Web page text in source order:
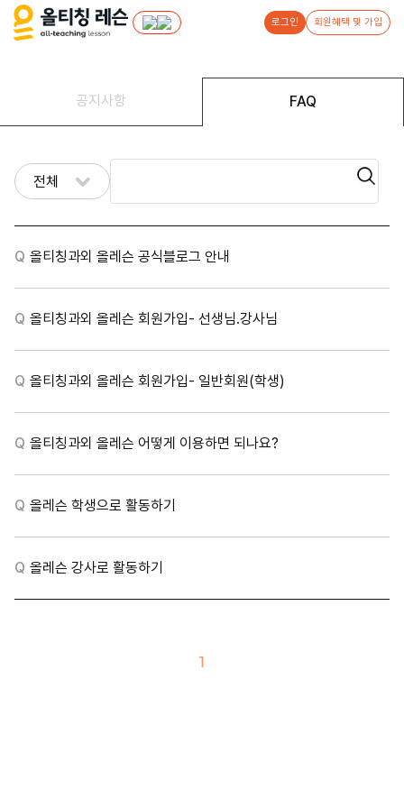
로그인 회원혜택 및 가입
공지사항 FAQ
전체
Q 올티칭과외 올레슨 공식블로그 안내
Q 올티칭과외 올레슨 회원가입- 선생님.강사님
Q 올티칭과외 올레슨 회원가입- 일반회원(학생)
Q 올티칭과외 올레슨 어떻게 이용하면 되나요?
Q 올레슨 학생으로 활동하기
Q 올레슨 강사로 활동하기
1